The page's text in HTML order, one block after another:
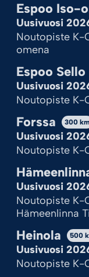
MEGA
9,95
Lisää
Espoo Iso-
Uusivuosi
Noutopiste K-
omena
Espoo Sello
Uusivuosi
Noutopiste K-
Forssa 300 km
Uusivuosi
Noutopiste K-
Uusivuosi
Noutopiste K-
Hämeenlinna
Heinola 500
Uusivuosi
Noutopiste K-